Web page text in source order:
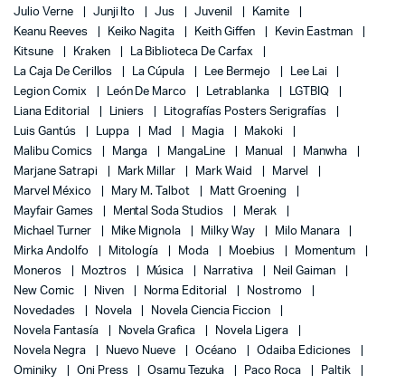
Julio Verne
Junji Ito Jus Juvenil
Kamite
Keanu Reeves
Keiko Nagita Keith Giffen
Kevin Eastman
Kitsune
Kraken
La Biblioteca De Carfax
La Caja De Cerillos
La Cúpula Lee Bermejo
Lee Lai
Legion Comix
León De Marco Letrablanka
LGTBIQ
Liana Editorial
Liniers
Litografías Posters Serigrafías
Luis Gantús
Luppa Mad Magia
Makoki
Malibu Comics
Manga MangaLine Manual
Manwha
Marjane Satrapi
Mark Millar Mark Waid
Marvel
Marvel México
Mary M. Talbot
Matt Groening
Mayfair Games
Mental Soda Studios
Merak
Michael Turner
Mike Mignola Milky Way
Milo Manara
Mirka Andolfo
Mitología Moda Moebius
Momentum
Moneros
Moztros Música Narrativa
Neil Gaiman
New Comic
Niven Norma Editorial
Nostromo
Novedades
Novela
Novela Ciencia Ficcion
Novela Fantasía
Novela Grafica
Novela Ligera
Novela Negra
Nuevo Nueve Océano
Odaiba Ediciones
Ominiky
Oni Press Osamu Tezuka Paco Roca
Paltik